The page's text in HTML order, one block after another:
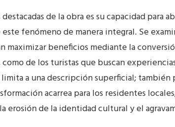
de la obra es su capacidad para
fenómeno de manera integral. Se
maximizar beneficios mediante la
de los turistas que buscan
a una descripción superficial;
acarrea para los residentes
erosión de la identidad cultural y el